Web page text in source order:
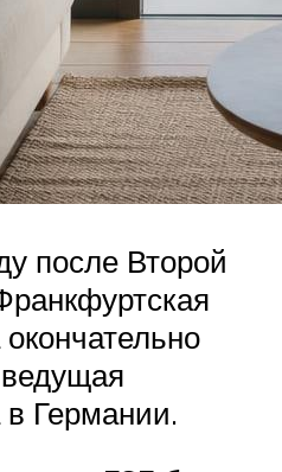
после Второй
Германии.